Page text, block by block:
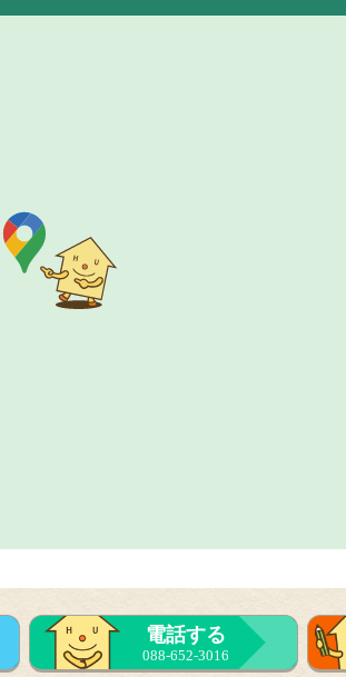
電話する
088-652-3016